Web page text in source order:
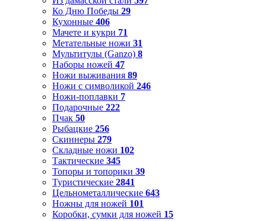
Ко Дню Победы 29
Кухонные 406
Мачете и кукри 71
Метательные ножи 31
Мультитулы (Ganzo) 8
Наборы ножей 47
Ножи выживания 89
Ножи с символикой 246
Ножи-поплавки 7
Подарочные 222
Пчак 50
Рыбацкие 256
Скиннеры 279
Складные ножи 102
Тактические 345
Топоры и топорики 39
Туристические 2841
Цельнометаллические 643
Ножны для ножей 101
Коробки, сумки для ножей 15